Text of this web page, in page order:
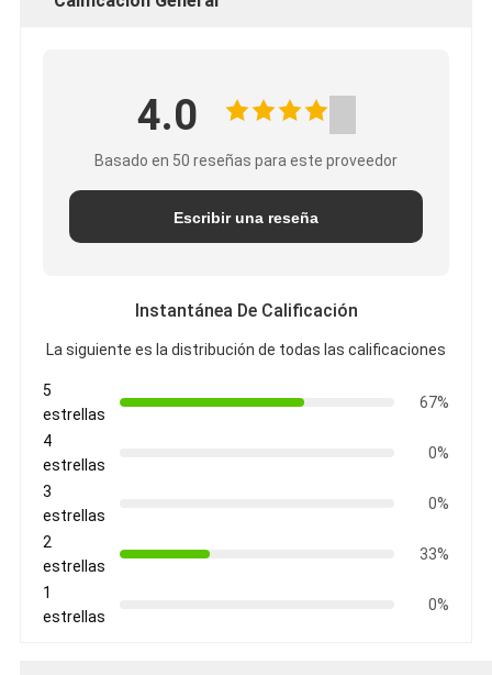
4.0
Basado en 50 reseñas para este proveedor
Escribir una reseña
Instantánea De Calificación
La siguiente es la distribución de todas las calificaciones
5
estrellas
67%
4
estrellas
0%
3
estrellas
0%
2
estrellas
33%
1
estrellas
0%